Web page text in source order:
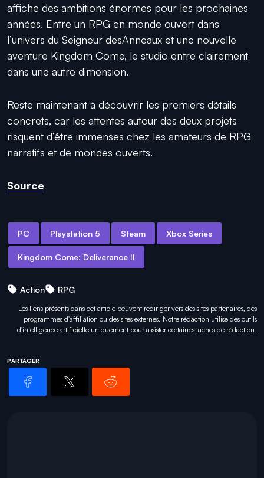
affiche des ambitions énormes pour les prochaines
années. Entre un RPG en monde ouvert dans
l’univers du Seigneur desAnneaux et une nouvelle
aventure Kingdom Come, le studio entre clairement
dans une autre dimension.
Reste maintenant à découvrir les premiers détails
concrets, car les attentes autour des deux projets
risquent d’être immenses chez les amateurs de RPG
narratifs et de mondes ouverts.
Source
PC Playstation 5 Steam Xbox Series
Kingdom Come: Deliverance II
Action RPG
Les liens présents dans cet article peuvent rediriger vers des sites partenaires, des
programmes d'affiliation ou des sites externes. Notre rédaction utilise des outils
d'intelligence artificielle uniquement pourassister certaines tâches de rédaction.
PARTAGER